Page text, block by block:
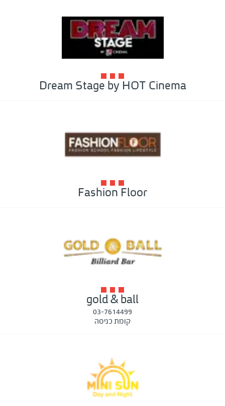
Dream Stage by HOT Cinema
Fashion Floor
gold & ball
03-7614499
קומת כניסה